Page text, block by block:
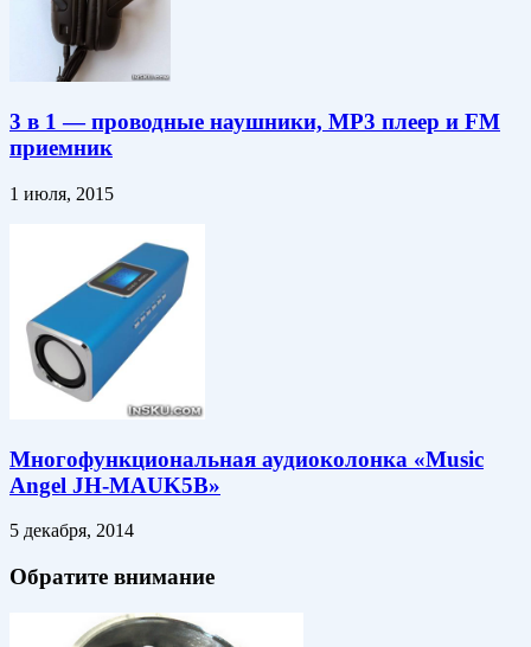
3 в 1 — проводные наушники, MP3 плеер и FM
приемник
1 июля, 2015
Многофункциональная аудиоколонка «Music
Angel JH-MAUK5B»
5 декабря, 2014
Обратите внимание